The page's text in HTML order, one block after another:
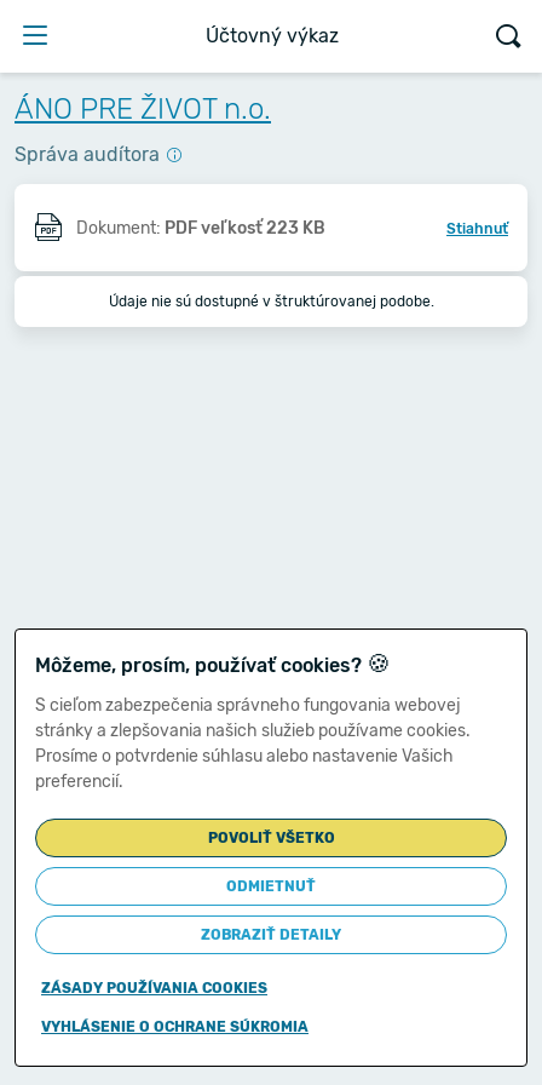
Účtovný výkaz
ÁNO PRE ŽIVOT n.o.
Správa audítora
Dokument: PDF veľkosť 223 KB Stiahnuť
Údaje nie sú dostupné v štruktúrovanej podobe.
Môžeme, prosím, používať cookies? 🍪
S cieľom zabezpečenia správneho fungovania webovej
stránky a zlepšovania našich služieb používame cookies.
Prosíme o potvrdenie súhlasu alebo nastavenie Vašich
preferencií.
POVOLIŤ VŠETKO
ODMIETNUŤ
ZOBRAZIŤ DETAILY
ZÁSADY POUŽÍVANIA COOKIES
VYHLÁSENIE O OCHRANE SÚKROMIA
Copyright © 2011-2026